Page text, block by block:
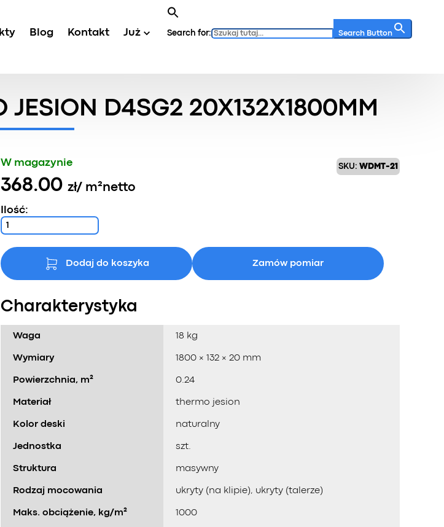
Blog Kontakt Już Search for: Search Button
JESION D4SG2 20X132X1800MM
SKU: WDMT-21
W magazynie
368.00 zł/ m²netto
Ilość:
Dodaj do koszyka Zamów pomiar
Charakterystyka
Waga 18 kg
Wymiary 1800 × 132 × 20 mm
Powierzchnia, m² 0.24
Materiał thermo jesion
Kolor deski naturalny
Jednostka szt.
Struktura masywny
Rodzaj mocowania ukryty (na klipie), ukryty (talerze)
Maks. obciążenie, kg/m² 1000